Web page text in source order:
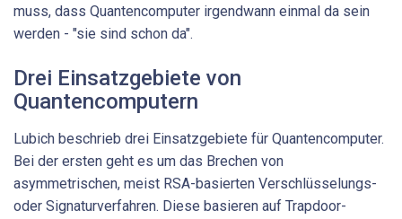
muss, dass Quantencomputer irgendwann einmal da sein
werden - "sie sind schon da".
Drei Einsatzgebiete von
Quantencomputern
Lubich beschrieb drei Einsatzgebiete für Quantencomputer.
Bei der ersten geht es um das Brechen von
asymmetrischen, meist RSA-basierten Verschlüsselungs-
oder Signaturverfahren. Diese basieren auf Trapdoor-